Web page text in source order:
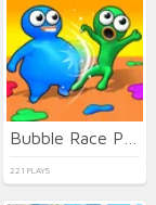
221 PLAYS